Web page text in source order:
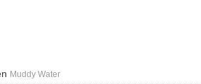
Muddy Water